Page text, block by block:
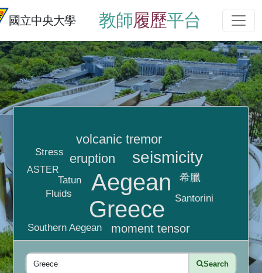
國立中央大學 教師履歷平台
Aegean
Greece
seismicity
eruption
volcanic tremor
moment tensor
希臘
Tatun
Santorini
Southern Aegean
Stress
Fluids
ASTER
Search